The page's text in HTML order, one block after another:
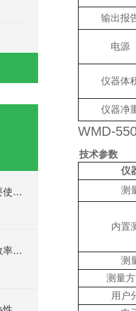
饲料颗粒粉化率测试仪的主要使用说明
如何提高微波消解仪的使用效率与安全性？
输出报
电源
仪器体
仪器净
WMD-
技术参数
仪
测
内置
测
测量
用户